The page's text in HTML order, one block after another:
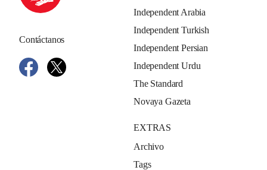
Contáctanos
Independent Arabia
Independent Turkish
Independent Persian
Independent Urdu
The Standard
Novaya Gazeta
EXTRAS
Archivo
Tags